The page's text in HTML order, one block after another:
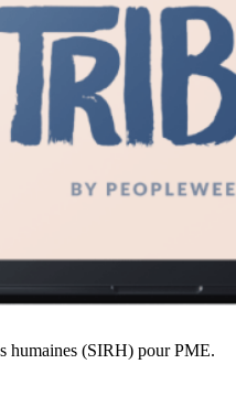
humaines (SIRH) pour PME.